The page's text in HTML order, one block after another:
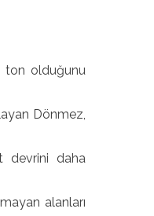
ton olduğunu
Dönmez,
devrini daha
alanları